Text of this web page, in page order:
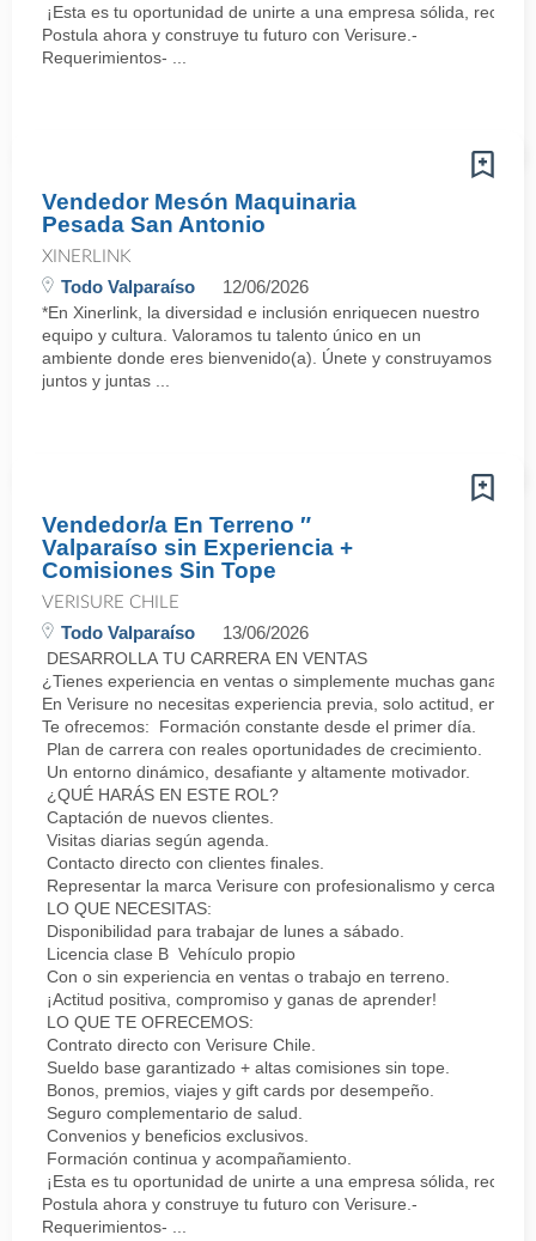
¡Esta es tu oportunidad de unirte a una empresa sólida,
Postula ahora y construye tu futuro con Verisure.-
Requerimientos- ...
Vendedor Mesón Maquinaria
Pesada San Antonio
XINERLINK
Todo Valparaíso 12/06/2026
*En Xinerlink, la diversidad e inclusión enriquecen nuestro
equipo y cultura. Valoramos tu talento único en un
ambiente donde eres bienvenido(a). Únete y construyamos
juntos y juntas ...
Vendedor/a En Terreno ″
Valparaíso sin Experiencia +
Comisiones Sin Tope
VERISURE CHILE
Todo Valparaíso 13/06/2026
DESARROLLA TU CARRERA EN VENTAS
¿Tienes experiencia en ventas o simplemente muchas ganas
En Verisure no necesitas experiencia previa, solo actitud,
Te ofrecemos: Formación constante desde el primer día.
Plan de carrera con reales oportunidades de crecimiento.
Un entorno dinámico, desafiante y altamente motivador.
¿QUÉ HARÁS EN ESTE ROL?
Captación de nuevos clientes.
Visitas diarias según agenda.
Contacto directo con clientes finales.
Representar la marca Verisure con profesionalismo y cercanía.
LO QUE NECESITAS:
Disponibilidad para trabajar de lunes a sábado.
Licencia clase B Vehículo propio
Con o sin experiencia en ventas o trabajo en terreno.
¡Actitud positiva, compromiso y ganas de aprender!
LO QUE TE OFRECEMOS:
Contrato directo con Verisure Chile.
Sueldo base garantizado + altas comisiones sin tope.
Bonos, premios, viajes y gift cards por desempeño.
Seguro complementario de salud.
Convenios y beneficios exclusivos.
Formación continua y acompañamiento.
¡Esta es tu oportunidad de unirte a una empresa sólida,
Postula ahora y construye tu futuro con Verisure.-
Requerimientos- ...